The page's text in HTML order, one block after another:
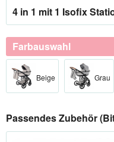
4 in 1 mit 1 Isofix
Farbauswahl
Beige Grau
Passendes Zubehör